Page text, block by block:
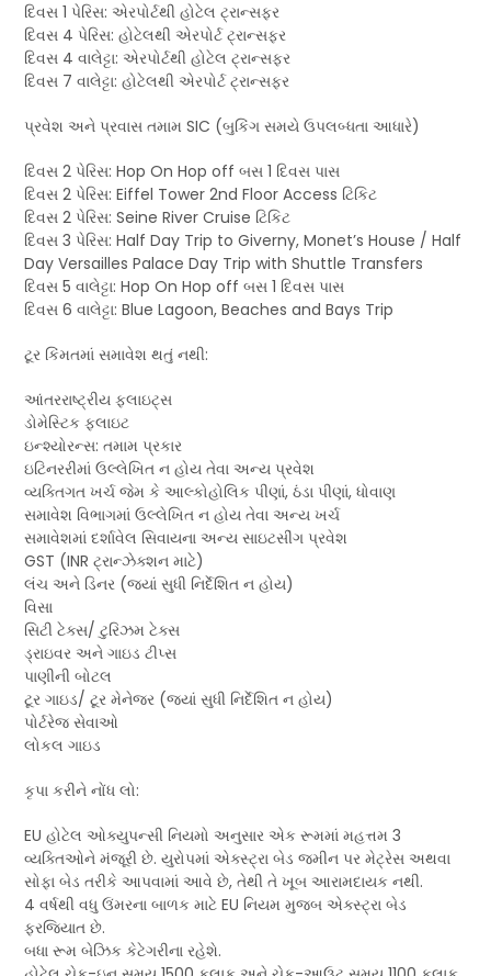
દિવસ 1 પેરિસ: એરપોર્ટથી હોટેલ ટ્રાન્સફર
દિવસ 4 પેરિસ: હોટેલથી એરપોર્ટ ટ્રાન્સફર
દિવસ 4 વાલેટ્ટા: એરપોર્ટથી હોટેલ ટ્રાન્સફર
દિવસ 7 વાલેટ્ટા: હોટેલથી એરપોર્ટ ટ્રાન્સફર
પ્રવેશ અને પ્રવાસ તમામ SIC (બુકિંગ સમયે ઉપલબ્ધતા આધારે)
દિવસ 2 પેરિસ: Hop On Hop off બસ 1 દિવસ પાસ
દિવસ 2 પેરિસ: Eiffel Tower 2nd Floor Access ટિકિટ
દિવસ 2 પેરિસ: Seine River Cruise ટિકિટ
દિવસ 3 પેરિસ: Half Day Trip to Giverny, Monet’s House / Half
Day Versailles Palace Day Trip with Shuttle Transfers
દિવસ 5 વાલેટ્ટા: Hop On Hop off બસ 1 દિવસ પાસ
દિવસ 6 વાલેટ્ટા: Blue Lagoon, Beaches and Bays Trip
ટૂર કિંમતમાં સમાવેશ થતું નથી:
આંતરરાષ્ટ્રીય ફ્લાઇટ્સ
ડોમેસ્ટિક ફ્લાઇટ
ઇન્શ્યોરન્સ: તમામ પ્રકાર
ઇટિનરરીમાં ઉલ્લેખિત ન હોય તેવા અન્ય પ્રવેશ
વ્યક્તિગત ખર્ચ જેમ કે આલ્કોહોલિક પીણાં, ઠંડા પીણાં, ધોવાણ
સમાવેશ વિભાગમાં ઉલ્લેખિત ન હોય તેવા અન્ય ખર્ચ
સમાવેશમાં દર્શાવેલ સિવાયના અન્ય સાઇટસીંગ પ્રવેશ
GST (INR ટ્રાન્ઝેક્શન માટે)
લંચ અને ડિનર (જ્યાં સુધી નિર્દેશિત ન હોય)
વિસા
સિટી ટેક્સ/ ટુરિઝમ ટેક્સ
ડ્રાઇવર અને ગાઇડ ટીપ્સ
પાણીની બોટલ
ટૂર ગાઇડ/ ટૂર મેનેજર (જ્યાં સુધી નિર્દેશિત ન હોય)
પોર્ટરેજ સેવાઓ
લોકલ ગાઇડ
કૃપા કરીને નોંધ લો:
EU હોટેલ ઓક્યુપન્સી નિયમો અનુસાર એક રૂમમાં મહત્તમ 3
વ્યક્તિઓને મંજૂરી છે. યુરોપમાં એક્સ્ટ્રા બેડ જમીન પર મેટ્રેસ અથવા
સોફા બેડ તરીકે આપવામાં આવે છે, તેથી તે ખૂબ આરામદાયક નથી.
4 વર્ષથી વધુ ઉંમરના બાળક માટે EU નિયમ મુજબ એક્સ્ટ્રા બેડ
ફરજિયાત છે.
બધા રૂમ બેઝિક કેટેગરીના રહેશે.